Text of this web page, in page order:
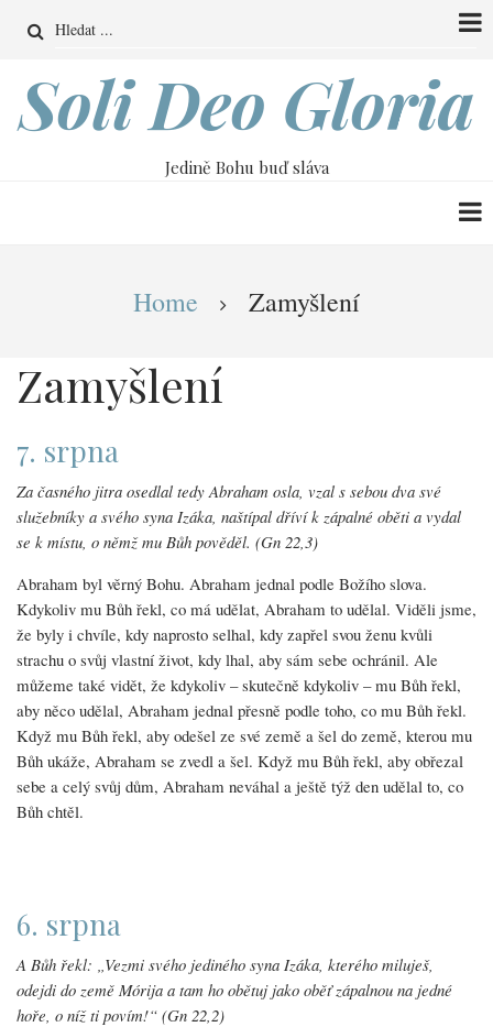
obsahu
Search
Soli Deo Gloria
Jedině Bohu buď sláva
DrobečkováHome Zamyšlení
Zamyšlení
7. srpna
Za časného jitra osedlal tedy Abraham osla, vzal s sebou dva své
služebníky a svého syna Izáka, naštípal dříví k zápalné oběti a vydal
se k místu, o němž mu Bůh pověděl. (Gn 22,3)
Abraham byl věrný Bohu. Abraham jednal podle Božího slova.
Kdykoliv mu Bůh řekl, co má udělat, Abraham to udělal. Viděli jsme,
že byly i chvíle, kdy naprosto selhal, kdy zapřel svou ženu kvůli
strachu o svůj vlastní život, kdy lhal, aby sám sebe ochránil. Ale
můžeme také vidět, že kdykoliv – skutečně kdykoliv – mu Bůh řekl,
aby něco udělal, Abraham jednal přesně podle toho, co mu Bůh řekl.
Když mu Bůh řekl, aby odešel ze své země a šel do země, kterou mu
Bůh ukáže, Abraham se zvedl a šel. Když mu Bůh řekl, aby obřezal
sebe a celý svůj dům, Abraham neváhal a ještě týž den udělal to, co
Bůh chtěl.
6. srpna
A Bůh řekl: „Vezmi svého jediného syna Izáka, kterého miluješ,
odejdi do země Mórija a tam ho obětuj jako oběť zápalnou na jedné
hoře, o níž ti povím!“ (Gn 22,2)